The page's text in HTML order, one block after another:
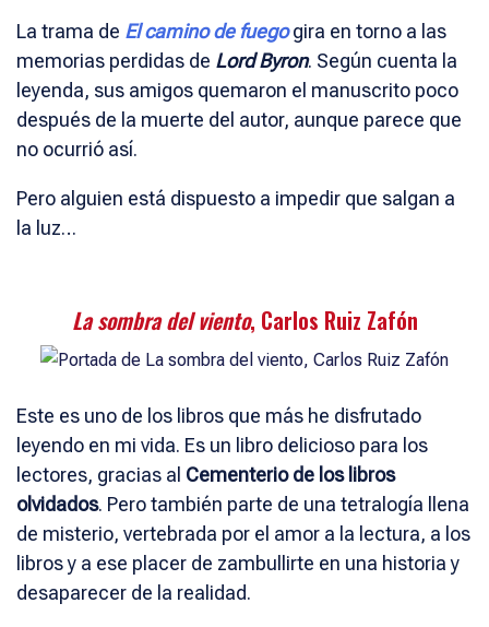
La trama de El camino de fuegogira en torno a las
memorias perdidas de Lord Byron. Según cuenta la
leyenda, sus amigos quemaron el manuscrito poco
después de la muerte del autor, aunque parece que
no ocurrió así.
Pero alguien está dispuesto a impedir que salgan a
la luz…
La sombra del viento, Carlos Ruiz Zafón
Este es uno de los libros que más he disfrutado
leyendo en mi vida. Es un libro delicioso para los
lectores, gracias al Cementerio de los libros
olvidados. Pero también parte de una tetralogía llena
de misterio, vertebrada por el amor a la lectura, a los
libros y a ese placer de zambullirte en una historia y
desaparecer de la realidad.